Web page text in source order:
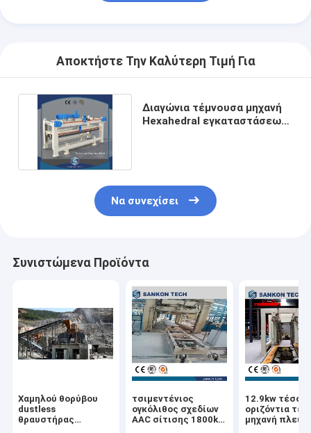
Αποκτήστε Την Καλύτερη Τιμή Για
Διαγώνια τέμνουσα μηχανή
Hexahedral εγκαταστάσεων
Να συνεχίσει
Συνιστώμενα Προϊόντα
Χαμηλού θορύβου
dustless
θραυστήρας
τσιμεντένιος
ογκόλιθος σχεδίων
AAC σίτισης 1800kg
12.9kw
οριζόντια
μηχανή